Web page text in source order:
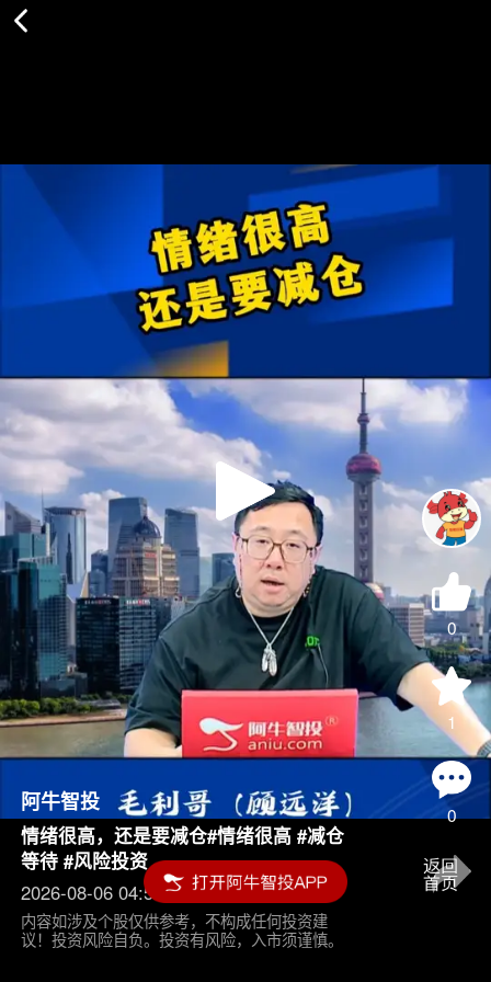
Play
Video
0
1
0
阿牛智投
情绪很高，还是要减仓#情绪很高 #减仓
等待 #风险投资
2026-08-06 04:55
内容如涉及个股仅供参考，不构成任何投资建
议！投资风险自负。投资有风险，入市须谨慎。